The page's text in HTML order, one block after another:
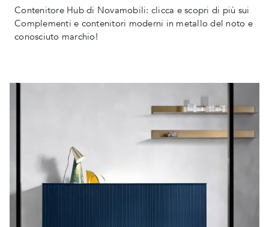
Contenitore Hub di Novamobili: clicca e scopri di più sui
Complementi e contenitori moderni in metallo del noto e
conosciuto marchio!